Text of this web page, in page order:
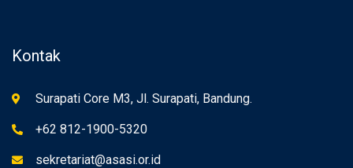
Kontak
Surapati Core M3, Jl. Surapati, Bandung.
+62 812-1900-5320
sekretariat@asasi.or.id